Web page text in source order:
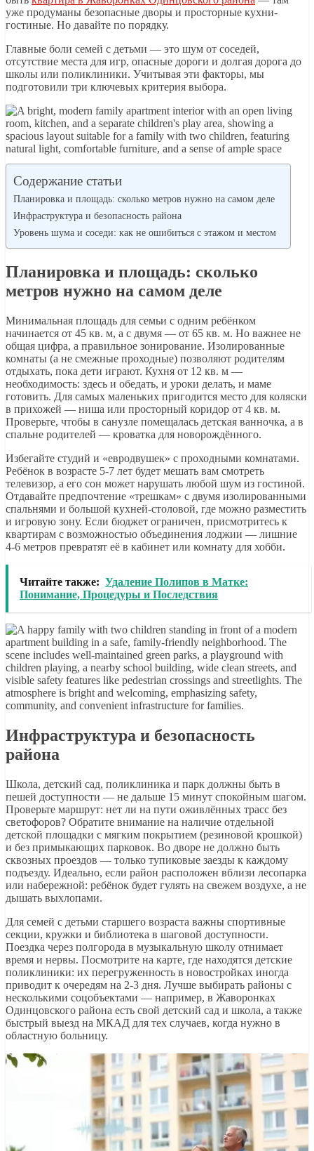
уже продуманы безопасные дворы и просторные кухни-
гостиные. Но давайте по порядку.
Главные боли семей с детьми — это шум от соседей,
отсутствие места для игр, опасные дороги и долгая дорога до
школы или поликлиники. Учитывая эти факторы, мы
подготовили три ключевых критерия выбора.
Содержание статьи
Планировка и площадь: сколько метров нужно на самом деле
Инфраструктура и безопасность района
Уровень шума и соседи: как не ошибиться с этажом и местом
Планировка и площадь: сколько
метров нужно на самом деле
Минимальная площадь для семьи с одним ребёнком
начинается от 45 кв. м, а с двумя — от 65 кв. м. Но важнее не
общая цифра, а правильное зонирование. Изолированные
комнаты (а не смежные проходные) позволяют родителям
отдыхать, пока дети играют. Кухня от 12 кв. м —
необходимость: здесь и обедать, и уроки делать, и маме
готовить. Для самых маленьких пригодится место для коляски
в прихожей — ниша или просторный коридор от 4 кв. м.
Проверьте, чтобы в санузле помещалась детская ванночка, а в
спальне родителей — кроватка для новорождённого.
Избегайте студий и «евродвушек» с проходными комнатами.
Ребёнок в возрасте 5-7 лет будет мешать вам смотреть
телевизор, а его сон может нарушать любой шум из гостиной.
Отдавайте предпочтение «трешкам» с двумя изолированными
спальнями и большой кухней-столовой, где можно разместить
и игровую зону. Если бюджет ограничен, присмотритесь к
квартирам с возможностью объединения лоджии — лишние
4-6 метров превратят её в кабинет или комнату для хобби.
Читайте также: Удаление Полипов в Матке:
Понимание, Процедуры и Последствия
Инфраструктура и безопасность
района
Школа, детский сад, поликлиника и парк должны быть в
пешей доступности — не дальше 15 минут спокойным шагом.
Проверьте маршрут: нет ли на пути оживлённых трасс без
светофоров? Обратите внимание на наличие отдельной
детской площадки с мягким покрытием (резиновой крошкой)
и без примыкающих парковок. Во дворе не должно быть
сквозных проездов — только тупиковые заезды к каждому
подъезду. Идеально, если район расположен вблизи лесопарка
или набережной: ребёнок будет гулять на свежем воздухе, а не
дышать выхлопами.
Для семей с детьми старшего возраста важны спортивные
секции, кружки и библиотека в шаговой доступности.
Поездка через полгорода в музыкальную школу отнимает
время и нервы. Посмотрите на карте, где находятся детские
поликлиники: их перегруженность в новостройках иногда
приводит к очередям на 2-3 дня. Лучше выбирать районы с
несколькими соцобъектами — например, в Жаворонках
Одинцовского района есть свой детский сад и школа, а также
быстрый выезд на МКАД для тех случаев, когда нужно в
областную больницу.